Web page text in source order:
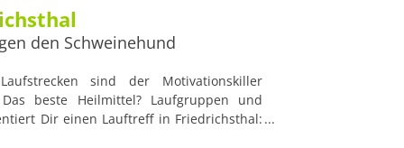
den Schweinehund
sind der Motivationskiller
beste Heilmittel? Laufgruppen und
Dir einen Lauftreff in Friedrichsthal:
Lauftreffs werden von professionellen